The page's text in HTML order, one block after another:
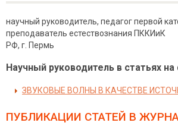
научный руководитель, педагог первой
преподаватель естествознания ПККИиК
РФ, г. Пермь
Научный руководитель в статьях
ЗВУКОВЫЕ ВОЛНЫ В КАЧЕСТВЕ
ПУБЛИКАЦИИ СТАТЕЙ В